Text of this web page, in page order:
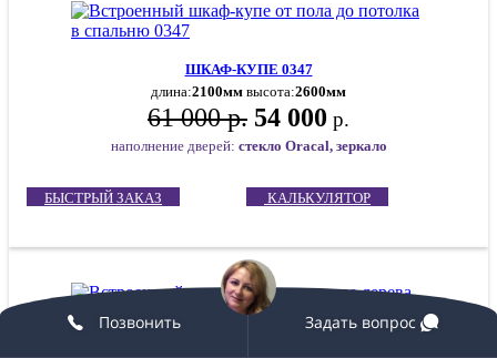
ШКАФ-КУПЕ 0347
длина:2100мм высота:2600мм
61 000 р. 54 000 р.
наполнение дверей: стекло Oracal, зеркало
БЫСТРЫЙ ЗАКАЗ КАЛЬКУЛЯТОР
Позвонить Задать вопрос